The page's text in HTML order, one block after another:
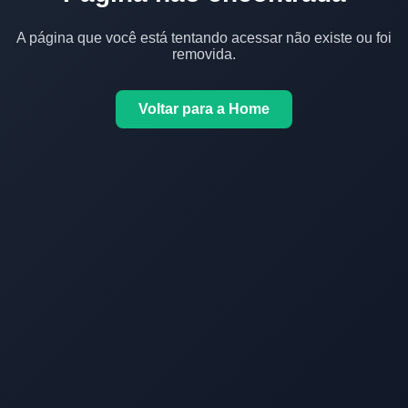
A página que você está tentando acessar não existe ou foi
removida.
Voltar para a Home